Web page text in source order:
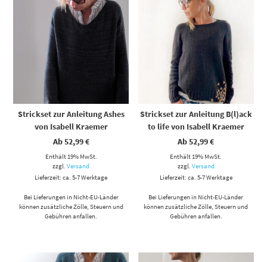
Strickset zur Anleitung Ashes
von Isabell Kraemer
Ab52,99€
Enthält 19% MwSt.
zzgl.Versand
Lieferzeit: ca. 5-7 Werktage
Bei Lieferungen in Nicht-EU-Länder
können zusätzliche Zölle, Steuern und
Gebühren anfallen.
Strickset zur Anleitung B(l)ack
to life von Isabell Kraemer
Ab52,99€
Enthält 19% MwSt.
zzgl. Versand
Lieferzeit: ca. 5-7 Werktage
Bei Lieferungen in Nicht-EU-Länder
können zusätzliche Zölle, Steuern und
Gebühren anfallen.
Dieses Produkt weist mehrere Varianten auf. Die Optionen können auf der Produktseite gewählt werden Dieses Produkt weist mehrere Varianten auf. Die Optionen können auf der Produktseite gewählt werden